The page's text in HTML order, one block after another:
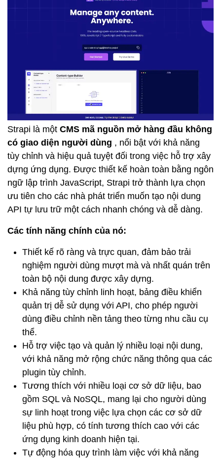
Strapi là một CMS mã nguồn mở hàng đầu không
có giao diện người dùng , nổi bật với khả năng
tùy chỉnh và hiệu quả tuyệt đối trong việc hỗ trợ xây
dựng ứng dụng. Được thiết kế hoàn toàn bằng ngôn
ngữ lập trình JavaScript, Strapi trở thành lựa chọn
ưu tiên cho các nhà phát triển muốn tạo nội dung
API tự lưu trữ một cách nhanh chóng và dễ dàng.
Các tính năng chính của nó:
Thiết kế rõ ràng và trực quan, đảm bảo trải
nghiệm người dùng mượt mà và nhất quán trên
toàn bộ nội dung được xây dựng.
Khả năng tùy chỉnh linh hoạt, bảng điều khiển
quản trị dễ sử dụng với API, cho phép người
dùng điều chỉnh nền tảng theo từng nhu cầu cụ
thể.
Hỗ trợ việc tạo và quản lý nhiều loại nội dung,
với khả năng mở rộng chức năng thông qua các
plugin tùy chỉnh.
Tương thích với nhiều loại cơ sở dữ liệu, bao
gồm SQL và NoSQL, mang lại cho người dùng
sự linh hoạt trong việc lựa chọn các cơ sở dữ
liệu phù hợp, có tính tương thích cao với các
ứng dụng kinh doanh hiện tại.
Tự động hóa quy trình làm việc với khả năng